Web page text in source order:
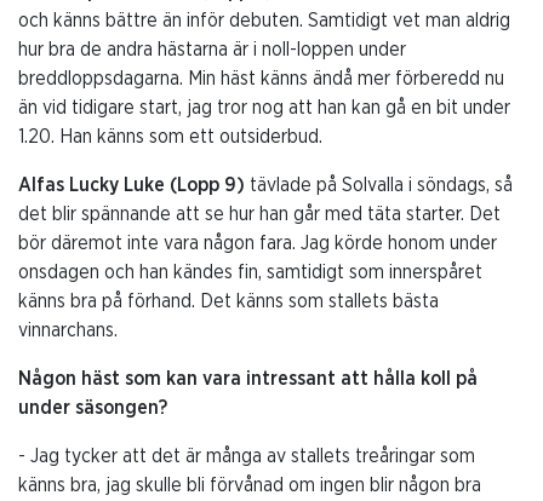
och känns bättre än inför debuten. Samtidigt vet man aldrig
hur bra de andra hästarna är i noll-loppen under
breddloppsdagarna. Min häst känns ändå mer förberedd nu
än vid tidigare start, jag tror nog att han kan gå en bit under
1.20. Han känns som ett outsiderbud.
Alfas Lucky Luke (Lopp 9) tävlade på Solvalla i söndags, så
det blir spännande att se hur han går med täta starter. Det
bör däremot inte vara någon fara. Jag körde honom under
onsdagen och han kändes fin, samtidigt som innerspåret
känns bra på förhand. Det känns som stallets bästa
vinnarchans.
Någon häst som kan vara intressant att hålla koll på
under säsongen?
- Jag tycker att det är många av stallets treåringar som
känns bra, jag skulle bli förvånad om ingen blir någon bra